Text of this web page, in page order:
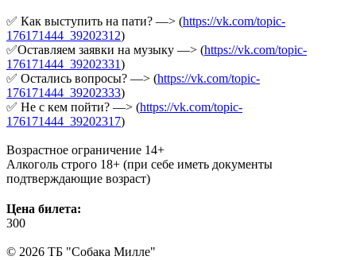
✅ Как выступить на пати? —> (https://vk.com/topic-
176171444_39202312)
✅Оставляем заявки на музыку —> (https://vk.com/topic-
176171444_39202331)
✅ Остались вопросы? —> (https://vk.com/topic-
176171444_39202333)
✅ Не с кем пойти? —> (https://vk.com/topic-
176171444_39202317)
Возрастное ограничение 14+
Алкоголь строго 18+ (при себе иметь документы
подтверждающие возраст)
Цена билета:
300
© 2026 ТБ "Собака Милле"